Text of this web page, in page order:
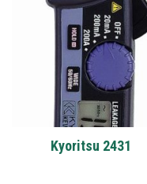
Kyoritsu 2431